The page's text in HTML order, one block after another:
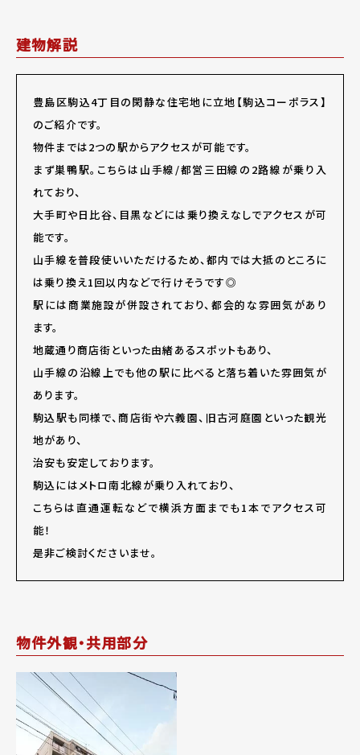
建物解説
豊島区駒込4丁目の閑静な住宅地に立地【駒込コーポラス】
のご紹介です。
物件までは2つの駅からアクセスが可能です。
まず巣鴨駅。こちらは山手線/都営三田線の2路線が乗り入
れており、
大手町や日比谷、目黒などには乗り換えなしでアクセスが可
能です。
山手線を普段使いいただけるため、都内では大抵のところに
は乗り換え1回以内などで行けそうです◎
駅には商業施設が併設されており、都会的な雰囲気があり
ます。
地蔵通り商店街といった由緒あるスポットもあり、
山手線の沿線上でも他の駅に比べると落ち着いた雰囲気が
あります。
駒込駅も同様で、商店街や六義園、旧古河庭園といった観光
地があり、
治安も安定しております。
駒込にはメトロ南北線が乗り入れており、
こちらは直通運転などで横浜方面までも1本でアクセス可
能！
是非ご検討くださいませ。
物件外観・共用部分